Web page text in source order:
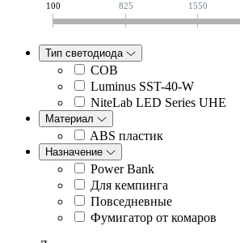
100 825 1550
Тип светодиода
COB
Luminus SST-40-W
NiteLab LED Series UHE
Материал
ABS пластик
Назначение
Power Bank
Для кемпинга
Повседневные
Фумигатор от комаров